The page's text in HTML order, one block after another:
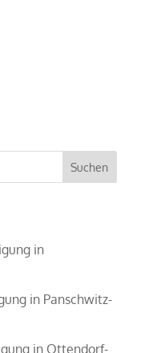
in
in Panschwitz-
in Ottendorf-